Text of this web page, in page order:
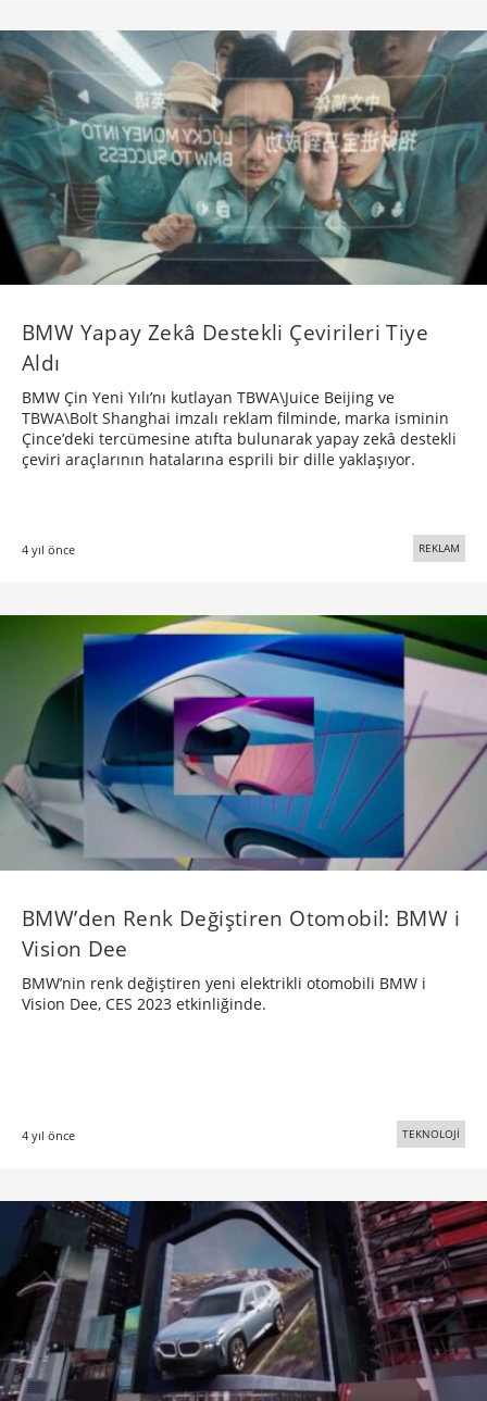
BMW Yapay Zekâ Destekli Çevirileri Tiye
Aldı
BMW Çin Yeni Yılı’nı kutlayan TBWA\Juice Beijing ve
TBWA\Bolt Shanghai imzalı reklam filminde, marka isminin
Çince’deki tercümesine atıfta bulunarak yapay zekâ destekli
çeviri araçlarının hatalarına esprili bir dille yaklaşıyor.
4 yıl önce REKLAM
BMW’den Renk Değiştiren Otomobil: BMW i
Vision Dee
BMW’nin renk değiştiren yeni elektrikli otomobili BMW i
Vision Dee, CES 2023 etkinliğinde.
4 yıl önce TEKNOLOJİ